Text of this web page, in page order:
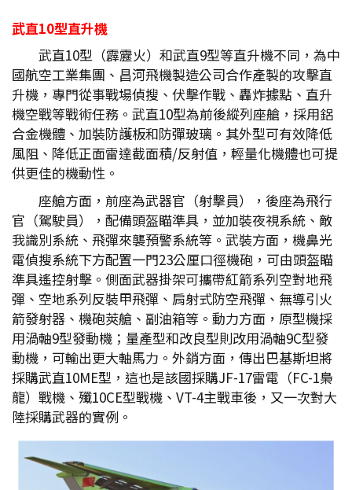
武直10型直升機
武直10型（霹靂火）和武直9型等直升機不同，為中
國航空工業集團、昌河飛機製造公司合作產製的攻擊直
升機，專門從事戰場偵搜、伏擊作戰、轟炸據點、直升
機空戰等戰術任務。武直10型為前後縱列座艙，採用鋁
合金機體、加裝防護板和防彈玻璃。其外型可有效降低
風阻、降低正面雷達截面積/反射值，輕量化機體也可提
供更佳的機動性。
座艙方面，前座為武器官（射擊員），後座為飛行
官（駕駛員），配備頭盔瞄準具，並加裝夜視系統、敵
我識別系統、飛彈來襲預警系統等。武裝方面，機鼻光
電偵搜系統下方配置一門23公厘口徑機砲，可由頭盔瞄
準具遙控射擊。側面武器掛架可攜帶紅箭系列空對地飛
彈、空地系列反裝甲飛彈、肩射式防空飛彈、無導引火
箭發射器、機砲莢艙、副油箱等。動力方面，原型機採
用渦軸9型發動機；量產型和改良型則改用渦軸9C型發
動機，可輸出更大軸馬力。外銷方面，傳出巴基斯坦將
採購武直10ME型，這也是該國採購JF-17雷電（FC-1梟
龍）戰機、殲10CE型戰機、VT-4主戰車後，又一次對大
陸採購武器的實例。